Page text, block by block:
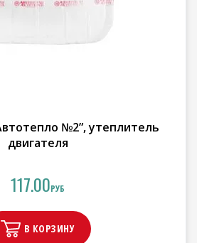
№2”, утеплитель
двигателя
117.00РУБ
В КОРЗИНУ